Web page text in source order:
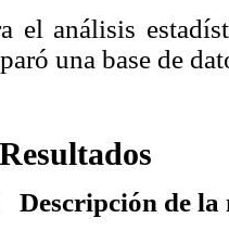
el análisis
una base de
Descripción de la